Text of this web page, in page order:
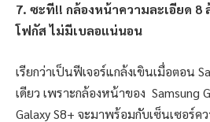
7. ซะที!! กล้องหน้าความละเอียด 8
โฟกัส ไม่มีเบลอแน่นอน
เรียกว่าเป็นฟีเจอร์แกล้งเขินเมื่อตอน
เดียว เพราะกล้องหน้าของ Samsung
Galaxy S8+ จะมาพร้อมกับเซ็นเซอร์ค